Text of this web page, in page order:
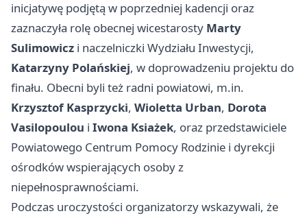
inicjatywę podjętą w poprzedniej kadencji oraz
zaznaczyła rolę obecnej wicestarosty Marty
Sulimowicz i naczelniczki Wydziału Inwestycji,
Katarzyny Polańskiej, w doprowadzeniu projektu do
finału. Obecni byli też radni powiatowi, m.in.
Krzysztof Kasprzycki, Wioletta Urban, Dorota
Vasilopoulou i Iwona Ksiażek, oraz przedstawiciele
Powiatowego Centrum Pomocy Rodzinie i dyrekcji
ośrodków wspierających osoby z
niepełnosprawnościami.
Podczas uroczystości organizatorzy wskazywali, że